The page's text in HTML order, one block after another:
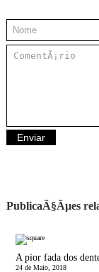
PublicaÃ§Ãµes
A pior fada dos
24 de Maio, 2018